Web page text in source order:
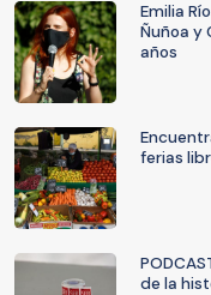
Emilia
Ñuñoa y
años
ferias
de la